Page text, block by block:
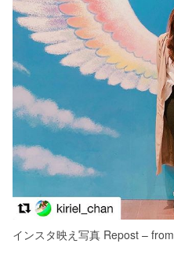
インスタ映え写真 Repost – from